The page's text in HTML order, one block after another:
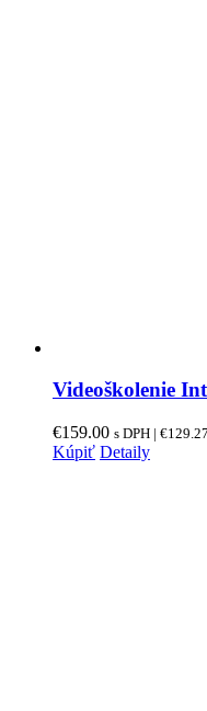
Videoškolenie
€159.00 s DPH | €129.27
Kúpiť Detaily